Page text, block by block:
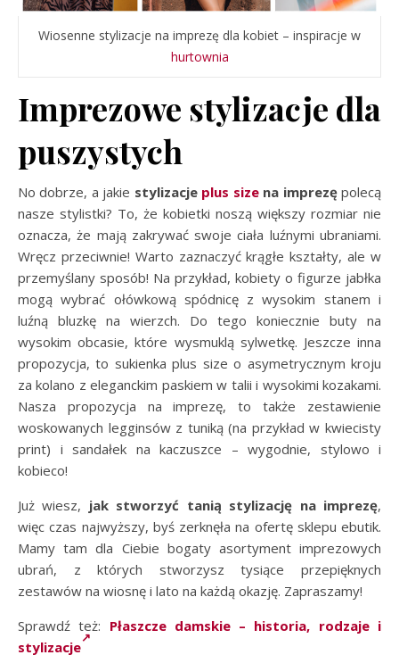
Wiosenne stylizacje na imprezę dla kobiet – inspiracje w
hurtownia
Imprezowe stylizacje dla
puszystych
No dobrze, a jakie stylizacje plus sizena imprezępolecą
nasze stylistki? To, że kobietki noszą większy rozmiar nie
oznacza, że mają zakrywać swoje ciała luźnymi ubraniami.
Wręcz przeciwnie! Warto zaznaczyć krągłe kształty, ale w
przemyślany sposób! Na przykład, kobiety o figurze jabłka
mogą wybrać ołówkową spódnicę z wysokim stanem i
luźną bluzkę na wierzch. Do tego koniecznie buty na
wysokim obcasie, które wysmuklą sylwetkę. Jeszcze inna
propozycja, to sukienka plus size o asymetrycznym kroju
za kolano z eleganckim paskiem w talii i wysokimi kozakami.
Nasza propozycja na imprezę, to także zestawienie
woskowanych legginsów z tuniką (na przykład w kwiecisty
print) i sandałek na kaczuszce – wygodnie, stylowo i
kobieco!
Już wiesz, jak stworzyć tanią stylizację na imprezę,
więc czas najwyższy, byś zerknęła na ofertę sklepu ebutik.
Mamy tam dla Ciebie bogaty asortyment imprezowych
ubrań, z których stworzysz tysiące przepięknych
zestawów na wiosnę i lato na każdą okazję. Zapraszamy!
Sprawdź też: Płaszcze damskie – historia, rodzaje i
stylizacje